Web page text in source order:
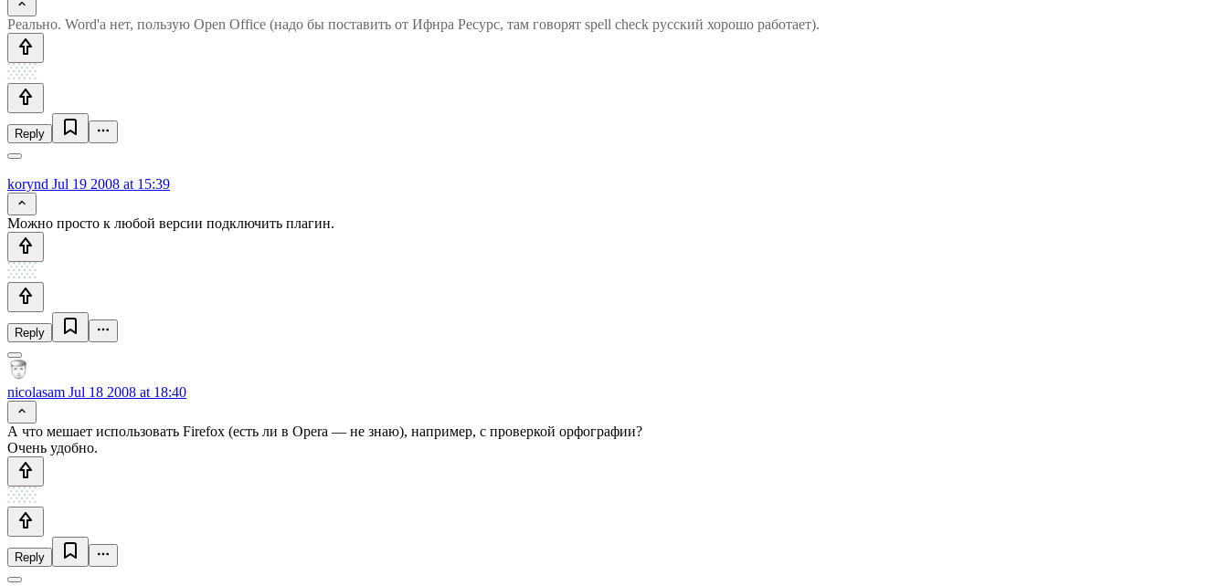
Реально. Word'a нет, пользую Open Office (надо бы поставить от Ифнра Ресурс, там говорят spell check русский хорошо работает).
Reply
korynd Jul 19 2008 at 15:39
Можно просто к любой версии подключить плагин.
Reply
nicolasam Jul 18 2008 at 18:40
А что мешает использовать Firefox (есть ли в Opera — не знаю), например, с проверкой орфографии?
Очень удобно.
Reply